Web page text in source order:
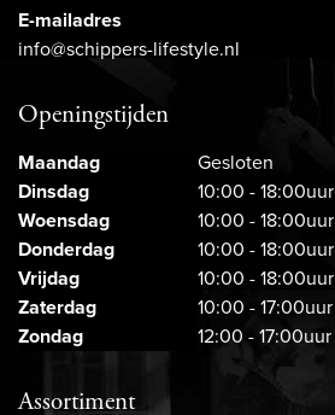
E-mailadres
info@schippers-lifestyle.nl
Openingstijden
Maandag
Gesloten
Dinsdag
10:00 - 18:00uur
Woensdag
10:00 - 18:00uur
Donderdag
10:00 - 18:00uur
Vrijdag
10:00 - 18:00uur
Zaterdag
10:00 - 17:00uur
Zondag
12:00 - 17:00uur
Assortiment